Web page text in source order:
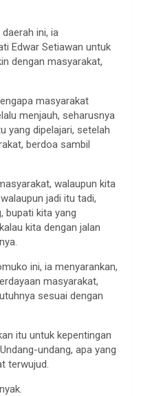
ini, ia
Edwar Setiawan untuk
dengan masyarakat,
masyarakat
menjauh, seharusnya
yang dipelajari, setelah
berdoa sambil
walaupun kita
jadi itu tadi,
bupati kita yang
kita dengan jalan
ini, ia menyarankan,
masyarakat,
sesuai dengan
itu untuk kepentingan
undang, apa yang
terwujud.